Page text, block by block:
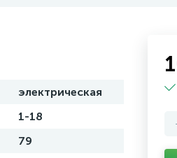
электрическая
1-18
79